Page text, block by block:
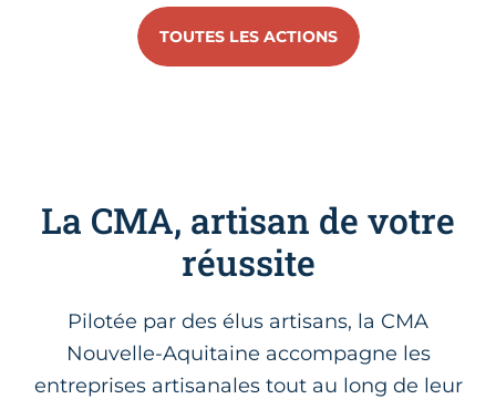
TOUTES LES ACTIONS
La CMA, artisan de votre
réussite
Pilotée par des élus artisans, la CMA
Nouvelle-Aquitaine accompagne les
entreprises artisanales tout au long de leur